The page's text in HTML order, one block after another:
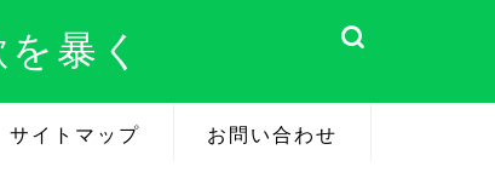
暴く
サイトマップ お問い合わせ